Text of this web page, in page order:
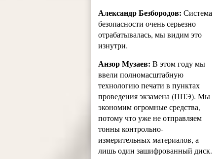
Александр Безбородов:Система
безопасности очень серьезно
отрабатывалась, мы видим это
изнутри.
Анзор Музаев:В этом году мы
ввели полномасштабную
технологию печати в пунктах
проведения экзамена (ППЭ). Мы
экономим огромные средства,
потому что уже не отправляем
тонны контрольно-
измерительных материалов, а
лишь один зашифрованный диск.